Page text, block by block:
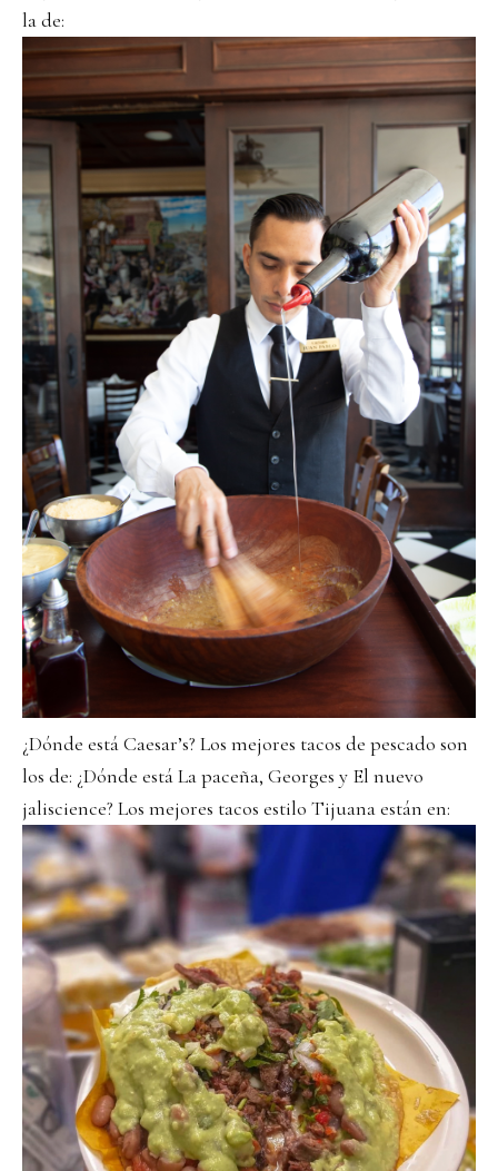
la de:
¿Dónde está Caesar’s? Los mejores tacos de pescado son
los de: ¿Dónde está La paceña, Georges y El nuevo
jaliscience? Los mejores tacos estilo Tijuana están en: